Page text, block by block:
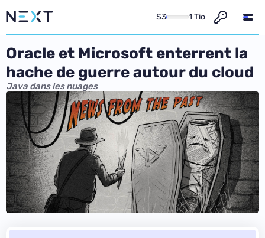
S3 1 Tio
Oracle et Microsoft enterrent la
hache de guerre autour du cloud
Java dans les nuages